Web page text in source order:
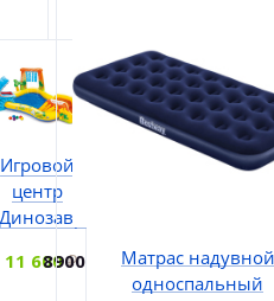
Игровой
центр
11 6008900
Матрас надувной
односпальный